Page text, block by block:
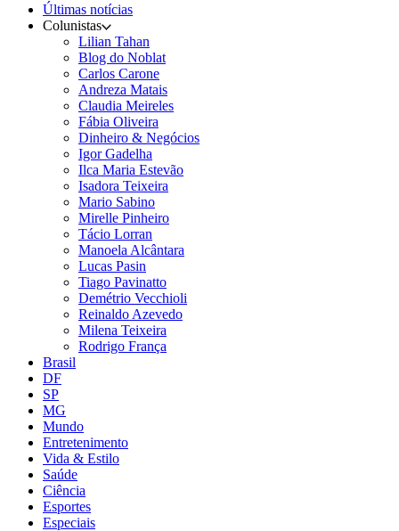
Últimas notícias
Colunistas
Lilian Tahan
Blog do Noblat
Carlos Carone
Andreza Matais
Claudia Meireles
Fábia Oliveira
Dinheiro & Negócios
Igor Gadelha
Ilca Maria Estevão
Isadora Teixeira
Mario Sabino
Mirelle Pinheiro
Tácio Lorran
Manoela Alcântara
Lucas Pasin
Tiago Pavinatto
Demétrio Vecchioli
Reinaldo Azevedo
Milena Teixeira
Rodrigo França
Brasil
DF
SP
MG
Mundo
Entretenimento
Vida & Estilo
Saúde
Ciência
Esportes
Especiais